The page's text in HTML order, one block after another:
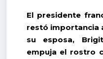
El presidente
restó importancia
su esposa,
empuja el rostro